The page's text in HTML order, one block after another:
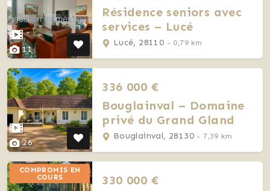
11
Résidence seniors avec
services – Lucé
Lucé, 28110 - 0,79 km
26
336 000 €
Bouglainval – Domaine
privé du Grand Gland
Bouglainval, 28130 - 7,39 km
COMPROMIS EN
COURS
330 000 €